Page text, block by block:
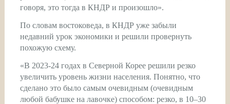
говоря, это тогда в КНДР и произошло».
По словам востоковеда, в КНДР уже забыли
недавний урок экономики и решили провернуть
похожую схему.
«В 2023-24 годах в Северной Корее решили резко
увеличить уровень жизни населения. Понятно, что
сделано это было самым очевидным (очевидным
любой бабушке на лавочке) способом: резко, в 10–30